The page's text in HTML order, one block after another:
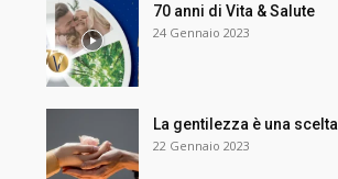
70 anni di Vita & Salute
24 Gennaio 2023
La gentilezza è una scelta
22 Gennaio 2023